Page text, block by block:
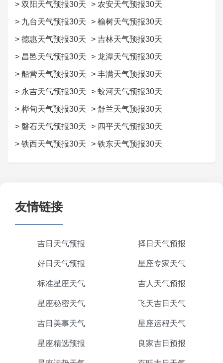
> 双阳天气预报30天 > 农安天气预报30天
> 九台天气预报30天 > 榆树天气预报30天
> 德惠天气预报30天 > 吉林天气预报30天
> 昌邑天气预报30天 > 龙潭天气预报30天
> 船营天气预报30天 > 丰满天气预报30天
> 永吉天气预报30天 > 蛟河天气预报30天
> 桦甸天气预报30天 > 舒兰天气预报30天
> 磐石天气预报30天 > 四平天气预报30天
> 铁西天气预报30天 > 铁东天气预报30天
友情链接
吉日天气预报 择日天气预报
好日天气预报 星座专家天气
标准星座天气 吉人天气预报
星座秘密天气 飞天吉日天气
吉日美事天气 星座运程天气
星座精选预报 良家吉日预报